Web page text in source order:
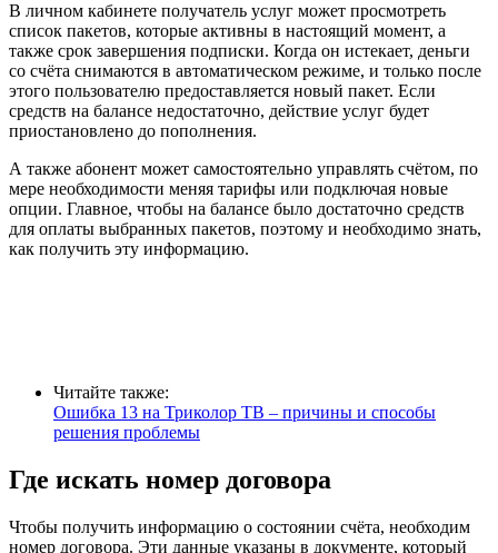
В личном кабинете получатель услуг может просмотреть
список пакетов, которые активны в настоящий момент, а
также срок завершения подписки. Когда он истекает, деньги
со счёта снимаются в автоматическом режиме, и только после
этого пользователю предоставляется новый пакет. Если
средств на балансе недостаточно, действие услуг будет
приостановлено до пополнения.
А также абонент может самостоятельно управлять счётом, по
мере необходимости меняя тарифы или подключая новые
опции. Главное, чтобы на балансе было достаточно средств
для оплаты выбранных пакетов, поэтому и необходимо знать,
как получить эту информацию.
Читайте также:
Ошибка 13 на Триколор ТВ – причины и способы
решения проблемы
Где искать номер договора
Чтобы получить информацию о состоянии счёта, необходим
номер договора. Эти данные указаны в документе, который